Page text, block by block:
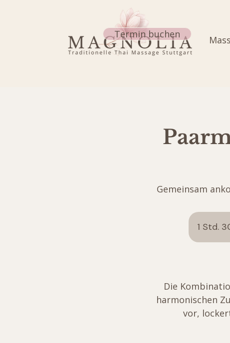
Termin buchen
Gemeinsam
1 Std.
Die
harmonischen
vor,